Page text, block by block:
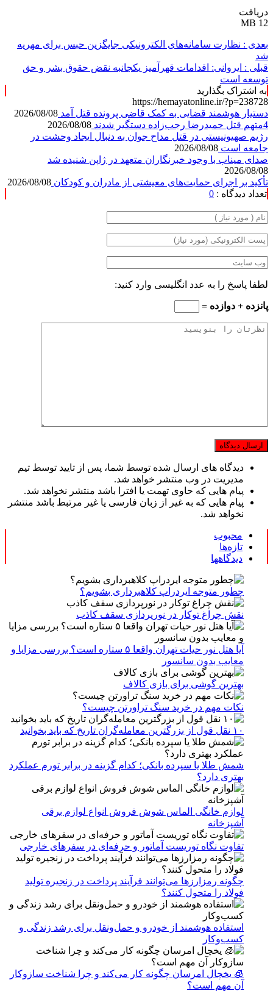
دریافت
12 MB
بعدی : نظارت سامانه‌های الکترونیکی جایگزین حبس برای مهریه
شد
قبلی : ایروانی: اقدامات قهرآمیز یکجانبه نقض حقوق بشر و حق
توسعه است
به اشتراک بگذارید
https://hemayatonline.ir/?p=238728
دستیار هوشمند قضایی به کمک قاضی پرونده قتل آمد 2026/08/08
4متهم قتل حمیدرضا رجب‌زاده دستگیر شدند
2026/08/08
رژیم صهیونیستی در قتل مداح جوان به دنبال ایجاد وحشت در
جامعه است 2026/08/08
صدای میناب با وجود خبرنگاران متعهد در ژاپن شنیده شد
2026/08/08
تأکید بر اجرای حمایت‌های معیشتی از مادران و کودکان 2026/08/08
تعداد دیدگاه : 0
لطفا پاسخ را به عدد انگلیسی وارد کنید:
پانزده + دوازده =
دیدگاه های ارسال شده توسط شما، پس از تایید توسط تیم
مدیریت در وب منتشر خواهد شد.
پیام هایی که حاوی تهمت یا افترا باشد منتشر نخواهد شد.
پیام هایی که به غیر از زبان فارسی یا غیر مرتبط باشد منتشر
نخواهد شد.
محبوب
تازه‌ها
دیدگاهها
چطور متوجه ایردراپ کلاهبرداری بشویم؟
نقش چراغ توکار در نورپردازی سقف کاذب
آیا هتل نور حیات تهران واقعا ۵ ستاره است؟ بررسی مزایا و
معایب بدون سانسور
بهترین گوشی برای بازی کالاف
نکات مهم در خرید سنگ تراورتن چیست؟
۱۰ نقل قول از بزرگترین معامله‌گران تاریخ که باید بخوانید
شمش طلا یا سپرده بانکی؛ کدام گزینه در برابر تورم عملکرد
بهتری دارد؟
لوازم خانگی الماس شوش فروش انواع لوازم برقی
آشپزخانه
تفاوت نگاه توریست آماتور و حرفه‌ای در سفرهای خارجی
چگونه رمزارزها می‌توانند فرآیند پرداخت در زنجیره تولید
فولاد را متحول کنند؟
استفاده هوشمند از خودرو و حمل‌ونقل برای رشد زندگی و
کسب‌وکار
🧊 یخچال امرسان چگونه کار می‌کند و چرا شناخت سازوکار
آن مهم است؟